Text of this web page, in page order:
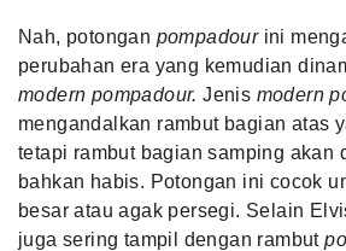
Nah, potongan pompadourini
perubahan era yang kemudian
modern pompadour. Jenis modern
mengandalkan rambut bagian atas
tetapi rambut bagian samping akan
bahkan habis. Potongan ini cocok
besar atau agak persegi. Selain
juga sering tampil dengan rambut